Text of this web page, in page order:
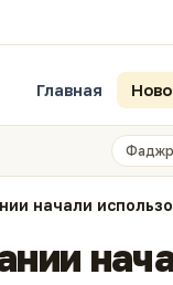
Главная
Фаджр
начали